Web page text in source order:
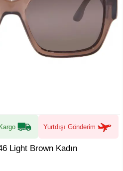
Yurtdışı Gönderim
Light Brown Kadın